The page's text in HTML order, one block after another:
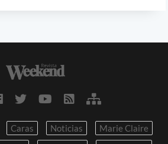
Caras Noticias
Marie Claire